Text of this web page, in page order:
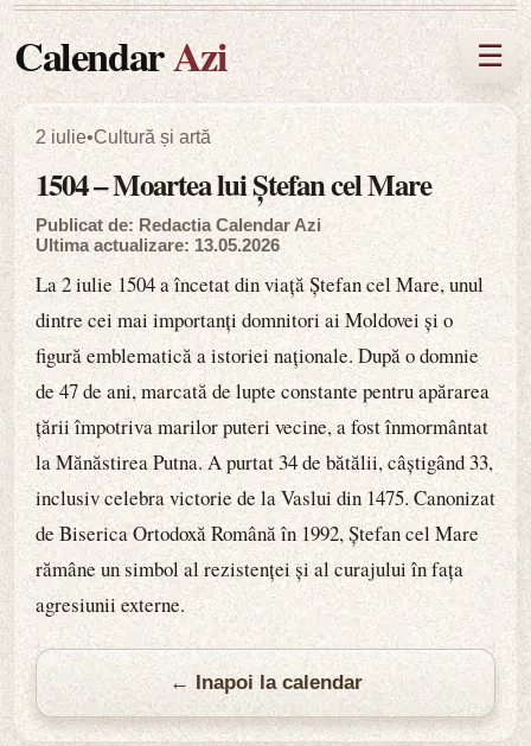
CalendarAzi ☰
2 iulie•Cultură și artă
1504 – Moartea lui Ștefan cel Mare
Publicat de: Redactia Calendar Azi
Ultima actualizare: 13.05.2026
La 2 iulie 1504 a încetat din viață Ștefan cel Mare, unul
dintre cei mai importanți domnitori ai Moldovei și o
figură emblematică a istoriei naționale. După o domnie
de 47 de ani, marcată de lupte constante pentru apărarea
țării împotriva marilor puteri vecine, a fost înmormântat
la Mănăstirea Putna. A purtat 34 de bătălii, câștigând 33,
inclusiv celebra victorie de la Vaslui din 1475. Canonizat
de Biserica Ortodoxă Română în 1992, Ștefan cel Mare
rămâne un simbol al rezistenței și al curajului în fața
agresiunii externe.
← Inapoi la calendar